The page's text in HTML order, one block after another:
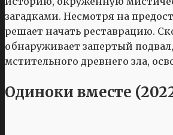
загадками. Несмотря на
решает начать реставрацию.
обнаруживает запертый
мстительного древнего зла,
Одиноки вместе